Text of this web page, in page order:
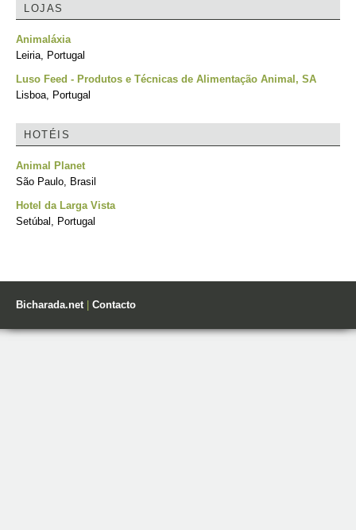
LOJAS
Animaláxia
Leiria, Portugal
Luso Feed - Produtos e Técnicas de Alimentação Animal, SA
Lisboa, Portugal
HOTÉIS
Animal Planet
São Paulo, Brasil
Hotel da Larga Vista
Setúbal, Portugal
Bicharada.net| Contacto